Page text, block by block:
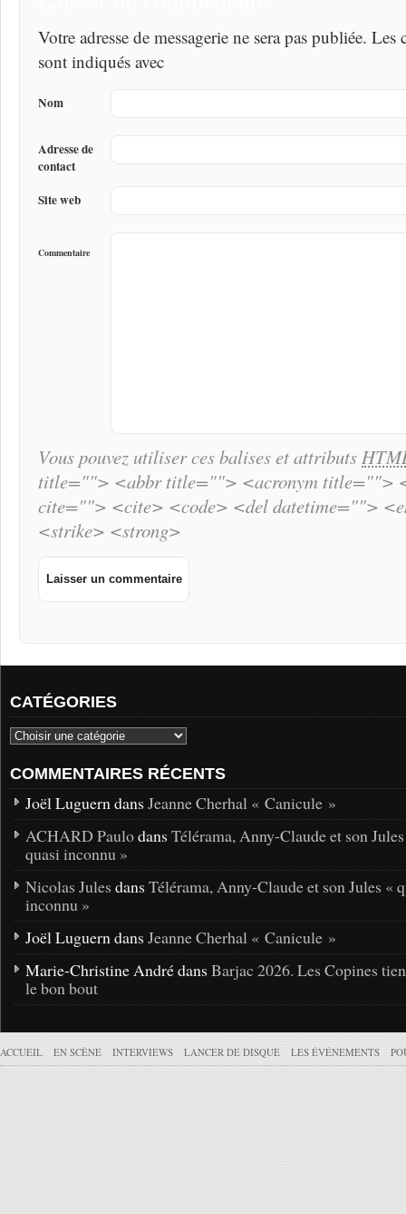
Votre adresse de messagerie ne sera pas publiée.
sont indiqués avec
Nom
Adresse de
contact
Site web
Commentaire
Vous pouvez utiliser ces balises et attributs
title=""> <abbr title=""> <acronym title="">
cite=""> <cite> <code> <del datetime="">
<strike> <strong>
CATÉGORIES
COMMENTAIRES RÉCENTS
Joël Luguern dans Jeanne Cherhal « Canicule »
ACHARD Paulodans Télérama, Anny-Claude et son
quasi inconnu »
Nicolas Jules dans Télérama, Anny-Claude et son Jules «
inconnu »
Joël Luguern dans Jeanne Cherhal « Canicule »
Marie-Christine André dans Barjac 2026. Les Copines
le bon bout
ACCUEIL EN SCÈNE INTERVIEWS LANCER DE DISQUE LES ÉVÉNEMENTS